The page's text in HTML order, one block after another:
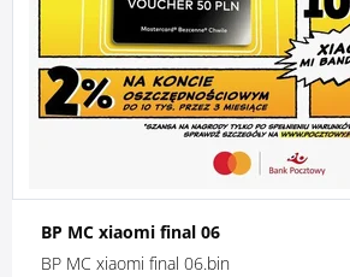
BP MC xiaomi final 06
BP MC xiaomi final 06.bin